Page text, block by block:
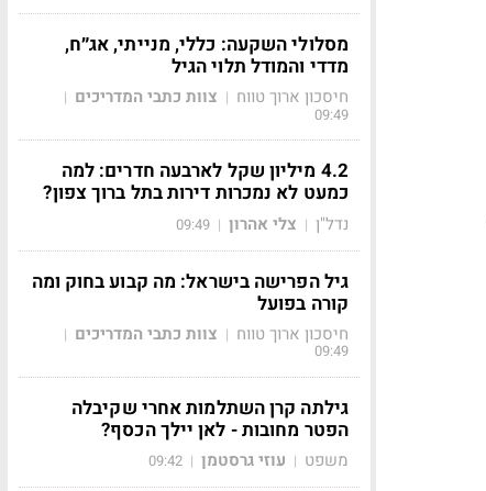
מסלולי השקעה: כללי, מנייתי, אג״ח,
מדדי והמודל תלוי הגיל
חיסכון ארוך טווח | צוות כתבי המדריכים |
09:49
4.2 מיליון שקל לארבעה חדרים: למה
כמעט לא נמכרות דירות בתל ברוך צפון?
נדל"ן | צלי אהרון |
09:49
גיל הפרישה בישראל: מה קבוע בחוק ומה
קורה בפועל
חיסכון ארוך טווח | צוות כתבי המדריכים |
09:49
גילתה קרן השתלמות אחרי שקיבלה
הפטר מחובות - לאן יילך הכסף?
משפט | עוזי גרסטמן |
09:42